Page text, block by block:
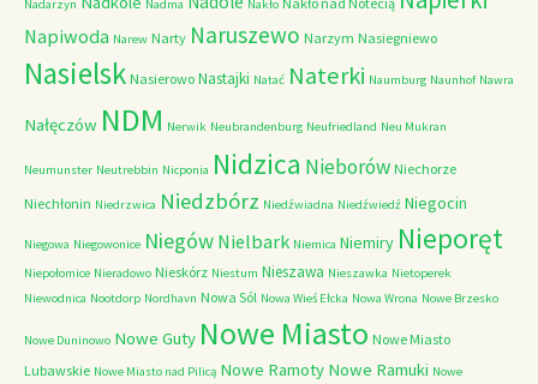
Nadarzyn Nadma Nakło
Napiwoda Narew Narty Naruszewo Narzym Nasiegniewo
Nasielsk Nasierowo Nastajki Natać Naterki Naumburg Naunhof Nawra
Nałęczów NDM Nerwik Neubrandenburg Neufriedland Neu Mukran
Neumunster Neutrebbin Nicponia Nidzica Nieborów Niechorze
Niechłonin Niedrzwica Niedzbórz Niedźwiadna Niedźwiedź Niegocin
Niegowa Niegowonice Niegów Nielbark Niemica Niemiry Nieporęt
Niepołomice Nieradowo Nieskórz Niestum Nieszawa Nieszawka Nietoperek
Niewodnica Nootdorp Nordhavn Nowa Sól Nowa Wieś Ełcka Nowa Wrona Nowe Brzesko
Nowe Duninowo Nowe Guty Nowe Miasto Nowe Miasto
Lubawskie Nowe Miasto nad Pilicą Nowe Ramoty Nowe Ramuki Nowe